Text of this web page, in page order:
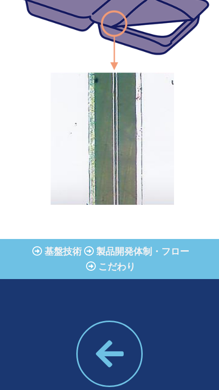
基盤技術
製品開発体制・フロー
こだわり